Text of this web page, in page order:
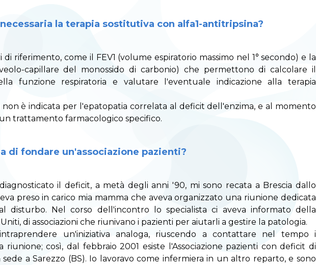
la terapia sostitutiva con alfa1-antitripsina?
di riferimento, come il FEV1 (volume espiratorio massimo nel 1° secondo) e la
capillare del monossido di carbonio) che permettono di calcolare il
funzione respiratoria e valutare l'eventuale indicazione alla terapia
non è indicata per l'epatopatia correlata al deficit dell'enzima, e al momento
trattamento farmacologico specifico.
di fondare un'associazione pazienti?
il deficit, a metà degli anni '90, mi sono recata a Brescia dallo
preso in carico mia mamma che aveva organizzato una riunione dedicata
disturbo. Nel corso dell'incontro lo specialista ci aveva informato della
di associazioni che riunivano i pazienti per aiutarli a gestire la patologia.
un'iniziativa analoga, riuscendo a contattare nel tempo i
così, dal febbraio 2001 esiste l'Associazione pazienti con deficit di
sede a Sarezzo (BS). Io lavoravo come infermiera in un altro reparto, e sono